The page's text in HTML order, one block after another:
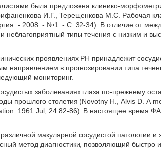
была предложена клинико-
И.Г., Терещенкова М.С. Рабочая
- 2008. - №1. - С. 32-34). В отличие от
неблагоприятный типы течения с низким и
проявлениях РН принадлежит
направлением в прогнозировании типа
мониторинг.
заболеваниях глаза по-прежнему
прошлого столетия (Novotny Н., Alvis D. А
1961 Jul; 24:82-86). В настоящее время
макулярной сосудистой патологии и
метод диагностики, позволяющий быстро